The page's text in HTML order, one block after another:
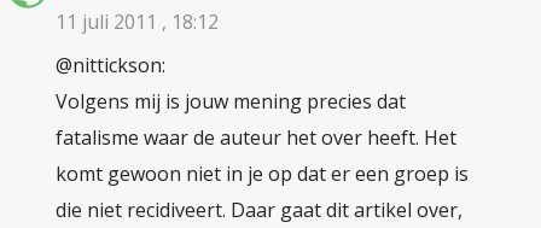
11 juli 2011 , 18:12
@nittickson:
Volgens mij is jouw mening precies dat
fatalisme waar de auteur het over heeft. Het
komt gewoon niet in je op dat er een groep is
die niet recidiveert. Daar gaat dit artikel over,